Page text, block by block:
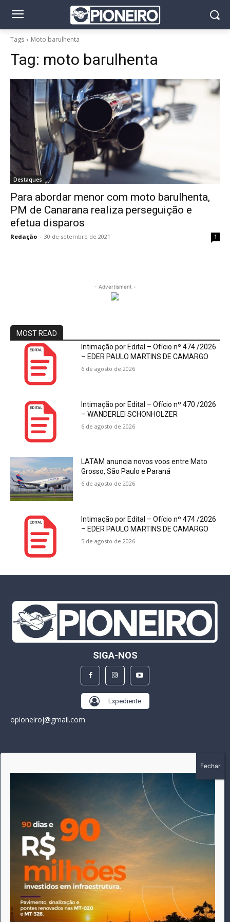
Tags Moto barulhenta
Tag: moto barulhenta
Destaques
Para abordar menor com moto barulhenta,
PM de Canarana realiza perseguição e
efetua disparos
Redação - 30 de setembro de 2021 1
- Advertisment -
MOST READ
Intimação por Edital – Ofício nº 474 /2026
– EDER PAULO MARTINS DE CAMARGO
6 de agosto de 2026
Intimação por Edital – Ofício nº 470 /2026
– WANDERLEI SCHONHOLZER
6 de agosto de 2026
LATAM anuncia novos voos entre Mato
Grosso, São Paulo e Paraná
6 de agosto de 2026
Intimação por Edital – Ofício nº 474 /2026
– EDER PAULO MARTINS DE CAMARGO
5 de agosto de 2026
SIGA-NOS
Expediente
opioneiroj@gmail.com
A história do Pioneiro inicia em fevereiro de 2005 em
Canarana - MT, na época, como um jornal impresso semanal,
que chegou a possuir mil assinantes. Durante 15 anos, foram
publicadas 691 edições que narraram os acontecimentos
políticos, policiais e cotidianos de Canarana e região. Fiel a sua
origem, pautado sempre pela busca incessante da
imparcialidade, faz jus a sua logo, com o característico "avião
da praça" de Canarana, sendo o símbolo do
comprometimento deste veículo de comunicação com o
relato dos fatos neste município. Em 06 de dezembro de 2019
circulou a última edição impressa do jornal, que desde então
tem veiculação exclusivamente online.